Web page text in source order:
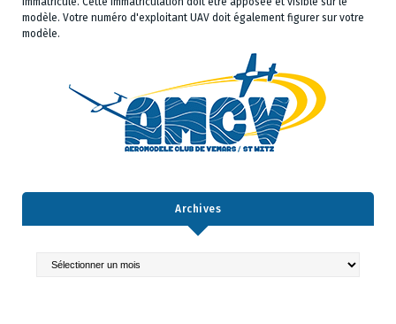
modèle. Votre numéro d'exploitant UAV doit également figurer sur votre
modèle.
Archives
Archives